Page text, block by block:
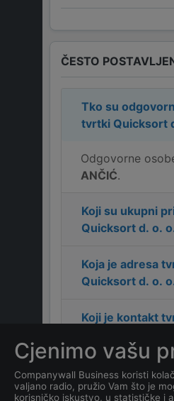
ČESTO
Tko su
tvrtki Quicksort
Odgovorne
ANČIĆ.
Koji su ukupni
Quicksort d. o.
Koja je adresa
Quicksort d. o.
Koji je kontakt
Koliko ima
kompanija
Cjenimo vašu
Companywall Business koristi
valjano radio, pružio Vam što je
korisničko iskustvo, u statističke i